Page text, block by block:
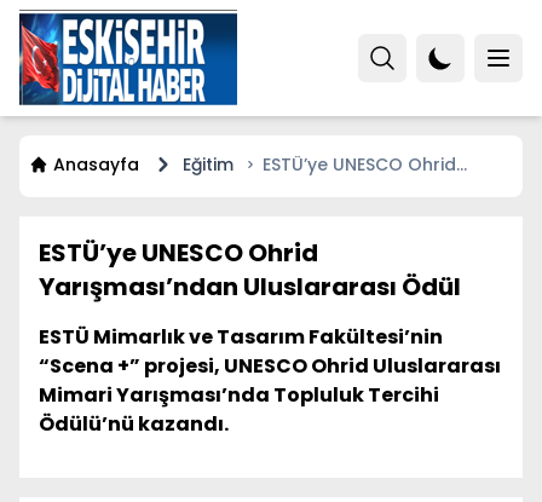
Anasayfa Eğitim
ESTÜ’ye UNESCO Ohrid
ESTÜ’ye UNESCO Ohrid
Yarışması’ndan Uluslararası Ödül
ESTÜ Mimarlık ve Tasarım Fakültesi’nin
“Scena +” projesi, UNESCO Ohrid Uluslararası
Mimari Yarışması’nda Topluluk Tercihi
Ödülü’nü kazandı.